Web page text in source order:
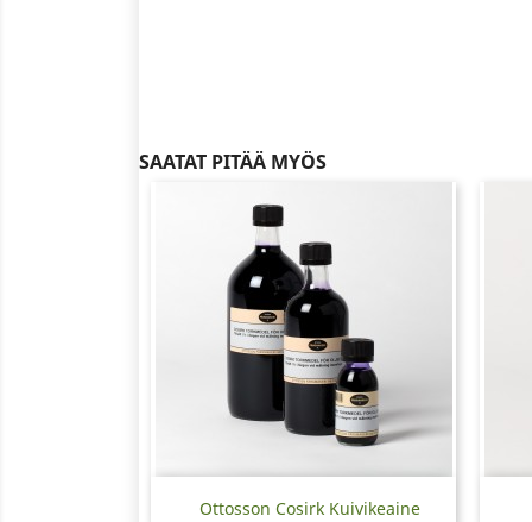
SAATAT PITÄÄ MYÖS
Ottosson Cosirk Kuivikeaine
Pikakatselu